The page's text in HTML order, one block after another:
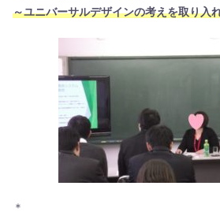
～ユニバーサルデザインの考えを取り入
＊